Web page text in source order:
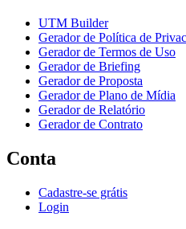
UTM Builder
Gerador de Política de
Gerador de Termos de Uso
Gerador de Briefing
Gerador de Proposta
Gerador de Plano de Mídia
Gerador de Relatório
Gerador de Contrato
Conta
Cadastre-se grátis
Login